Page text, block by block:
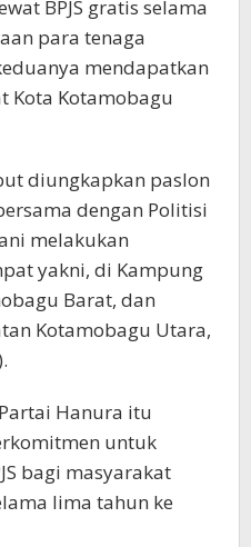
BPJS gratis selama
para tenaga
mendapatkan
Kota Kotamobagu
diungkapkan paslon
dengan Politisi
melakukan
yakni, di Kampung
Barat, dan
Kotamobagu Utara,
Hanura itu
untuk
bagi masyarakat
lima tahun ke